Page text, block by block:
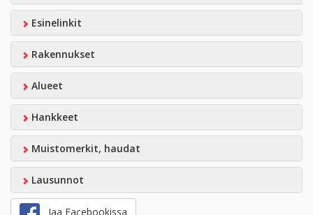
Esinelinkit
Rakennukset
Alueet
Hankkeet
Muistomerkit, haudat
Lausunnot
Jaa Facebookissa